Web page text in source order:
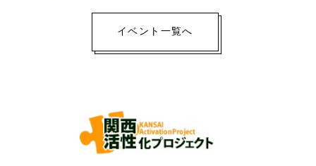
イベント一覧へ